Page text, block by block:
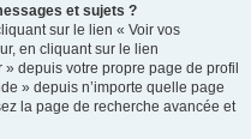
et sujets ?
sur le lien « Voir vos
en cliquant sur le lien
depuis votre propre page de profil
» depuis n’importe quelle page
la page de recherche avancée et